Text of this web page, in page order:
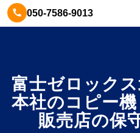
050-7586-9013
富士ゼロック
本社のコピー
販売店の保